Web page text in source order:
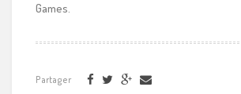
Games.
Partager